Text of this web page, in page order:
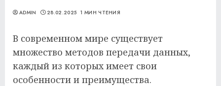
ADMIN 28.02.2025 1 МИН ЧТЕНИЯ
В современном мире существует
множество методов передачи данных,
каждый из которых имеет свои
особенности и преимущества.